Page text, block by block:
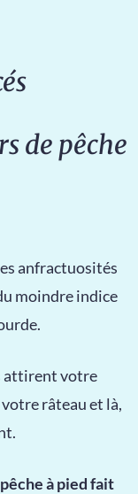
de pêche
anfractuosités
moindre indice
attirent votre
râteau et là,
à pied fait